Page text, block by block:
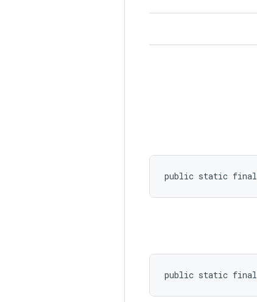
public static final
public static final